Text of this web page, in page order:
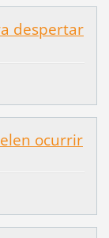
despertar
ocurrir